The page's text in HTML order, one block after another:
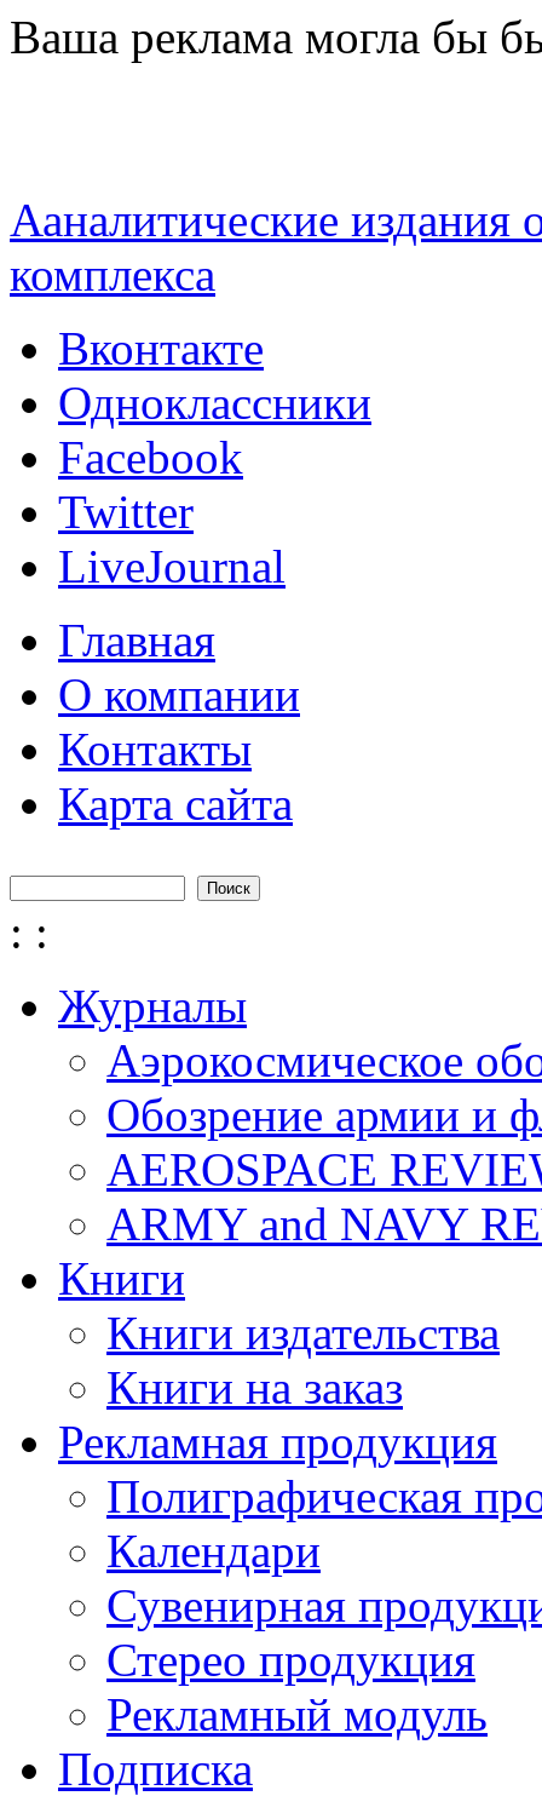
Перейти к основному содержанию
Ваша реклама могла бы
Ааналитические
комплекса
Вконтакте
Одноклассники
Facebook
Twitter
LiveJournal
Главная
О компании
Контакты
Карта сайта
Форма поиска
: :
Журналы
Аэрокосмическое
Обозрение армии и
AEROSPACE
ARMY and NAVY
Книги
Книги издательства
Книги на заказ
Рекламная продукция
Полиграфическая
Календари
Сувенирная
Стерео продукция
Рекламный модуль
Подписка